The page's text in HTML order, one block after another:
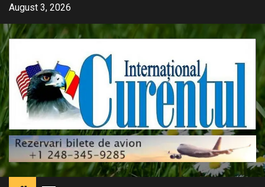
Skip
content
August 3, 2026